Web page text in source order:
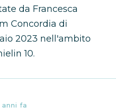
da Francesca
Concordia di
2023 nell'ambito
10.
anni fa